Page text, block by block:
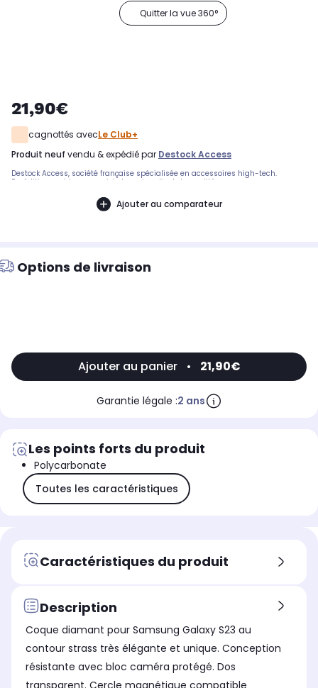
Quitter la vue 360°
21,90€
cagnottés avecLe Club+
produit neuf vendu & expédié par Destock Access
Destock Access, société française spécialisée en accessoires high-tech.
Expédition rapide avec suivi et service client de qualité.
Ajouter au comparateur
Options de livraison
Ajouter au panier • 21,90€
Garantie légale :2 ans
Les points forts du produit
Polycarbonate
Toutes les caractéristiques
Caractéristiques du produit
Description
Coque diamant pour Samsung Galaxy S23 au
contour strass très élégante et unique. Conception
résistante avec bloc caméra protégé. Dos